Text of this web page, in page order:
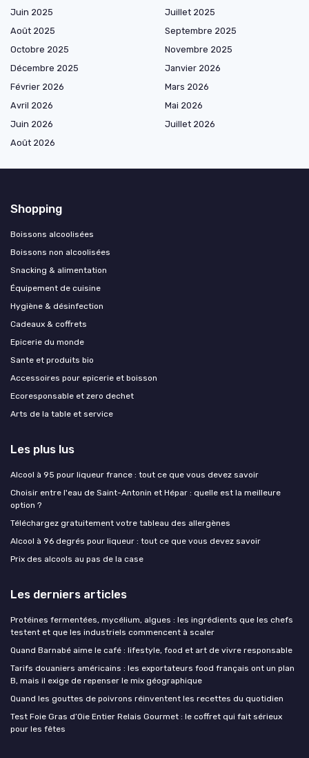
Juin 2025
Juillet 2025
Août 2025
Septembre 2025
Octobre 2025
Novembre 2025
Décembre 2025
Janvier 2026
Février 2026
Mars 2026
Avril 2026
Mai 2026
Juin 2026
Juillet 2026
Août 2026
Shopping
Boissons alcoolisées
Boissons non alcoolisées
Snacking & alimentation
Équipement de cuisine
Hygiène & désinfection
Cadeaux & coffrets
Epicerie du monde
Sante et produits bio
Accessoires pour epicerie et boisson
Ecoresponsable et zero dechet
Arts de la table et service
Les plus lus
Alcool à 95 pour liqueur france : tout ce que vous devez savoir
Choisir entre l'eau de Saint-Antonin et Hépar : quelle est la meilleure
option ?
Téléchargez gratuitement votre tableau des allergènes
Alcool à 96 degrés pour liqueur : tout ce que vous devez savoir
Prix des alcools au pas de la case
Les derniers articles
Protéines fermentées, mycélium, algues : les ingrédients que les chefs
testent et que les industriels commencent à scaler
Quand Barnabé aime le café : lifestyle, food et art de vivre responsable
Tarifs douaniers américains : les exportateurs food français ont un plan
B, mais il exige de repenser le mix géographique
Quand les gouttes de poivrons réinventent les recettes du quotidien
Test Foie Gras d’Oie Entier Relais Gourmet : le coffret qui fait sérieux
pour les fêtes